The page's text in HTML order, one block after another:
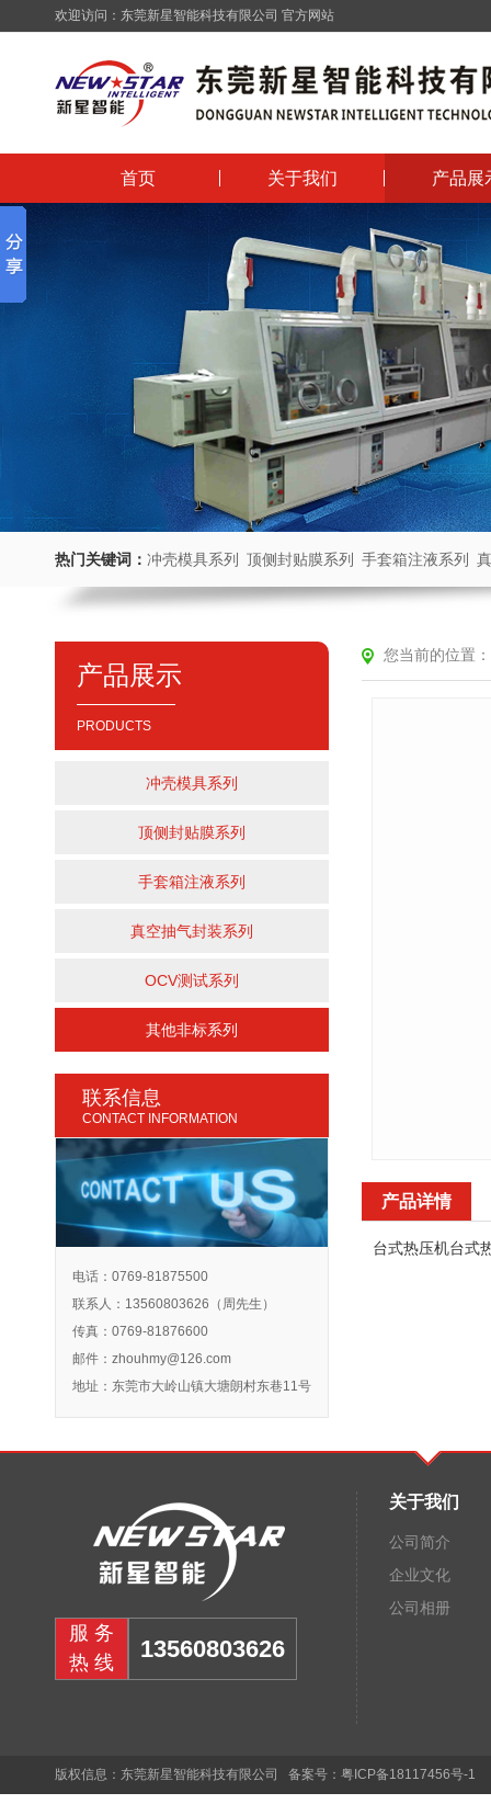
欢迎访问： 东莞新星智能科技有限公司 官方网站
首页 关于我们 产品展
热门关键词： 冲壳模具系列 顶侧封贴膜系列 手套箱注液系列
产品展示
PRODUCTS
冲壳模具系列
顶侧封贴膜系列
手套箱注液系列
真空抽气封装系列
OCV测试系列
其他非标系列
联系信息
CONTACT INFORMATION
电话：0769-81875500
联系人：13560803626（周先生）
传真：0769-81876600
邮件： zhouhmy@126.com
地址：东莞市大岭山镇大塘朗村东巷11号
您当前的位置：
产品详情
台式热压机台式
服务
热线
13560803626
关于我们
公司简介
企业文化
公司相册
版权信息：东莞新星智能科技有限公司 备案号： 粤ICP备18117456号-1